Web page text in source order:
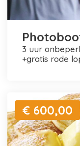
3 uur onbeperkt foto's maken en printen
+gratis rode
€ 600,00